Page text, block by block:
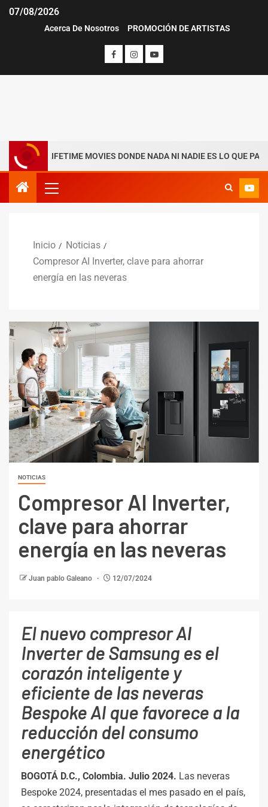
07/08/2026
Acerca De Nosotros PROMOCIÓN DE ARTISTAS
MOVIES DONDE NADA NI NADIE ES LO QUE PARECE
Inicio
Noticias
Compresor AI Inverter, clave para ahorrar
energía en las neveras
NOTICIAS
Compresor AI Inverter,
clave para ahorrar
energía en las neveras
Juan pablo Galeano 12/07/2024
El nuevo compresor AI
Inverter de Samsung es el
corazón inteligente y
eficiente de las neveras
Bespoke AI que favorece a la
reducción del consumo
energético
BOGOTÁ D.C., Colombia. Julio 2024. Las neveras
Bespoke 2024, presentadas el mes pasado en el país,